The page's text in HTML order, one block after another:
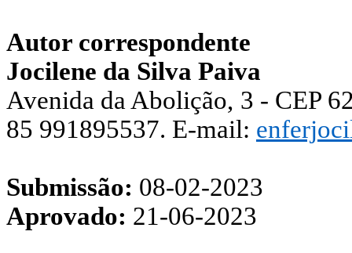
Autor correspondente
Jocilene da Silva Paiva
Avenida da Abolição, 3 - CEP
85 991895537. E-mail:
Submissão: 08-02-2023
Aprovado: 21-06-2023